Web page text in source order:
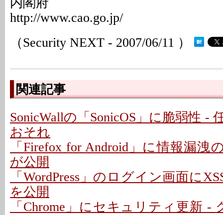
http://www.cao.go.jp/
（Security NEXT - 2007/06/11 ）
関連記事
SonicWallの「SonicOS」に脆弱性 -
おそれ
「Firefox for Android」に情報漏洩
が公開
「WordPress」のログイン画面に
を公開
「Chrome」にセキュリティ更新 -